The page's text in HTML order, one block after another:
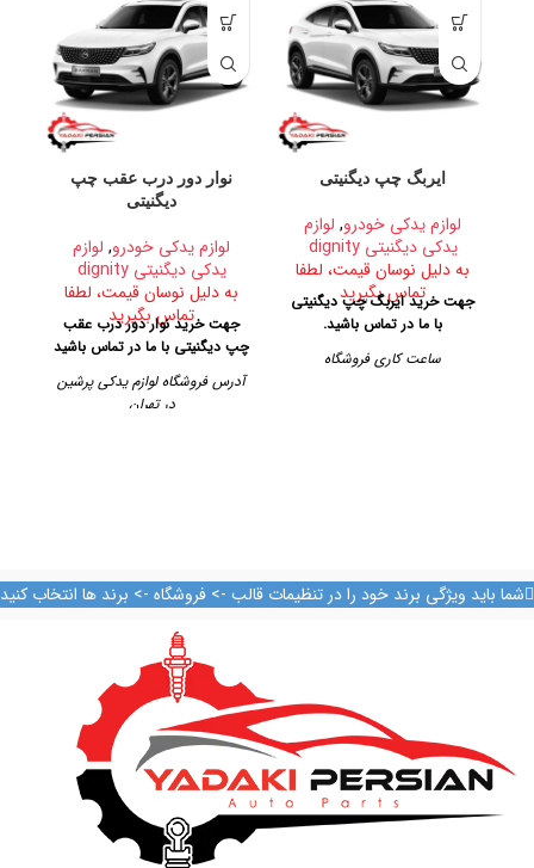
ایربگ چپ دیگنیتی
لوازم یدکی خودرو, لوازم
یدکی دیگنیتی dignity
به دلیل نوسان قیمت، لطفا
تماس بگیرید
جهت خرید ایربگ چپ دیگنیتی
با ما در تماس باشید.
ساعت کاری فروشگاه
09128884461
09128884461
نوار دور درب عقب چپ
دیگنیتی
لوازم یدکی خودرو, لوازم
یدکی دیگنیتی dignity
به دلیل نوسان قیمت، لطفا
تماس بگیرید
جهت خرید نوار دور درب عقب
چپ دیگنیتی با ما در تماس باشید
آدرس فروشگاه لوازم یدکی پرشین
در تهران
09124847876
شما باید ویژگی برند خود را در تنظیمات قالب -> فروشگاه -> برند ها انتخاب کنید